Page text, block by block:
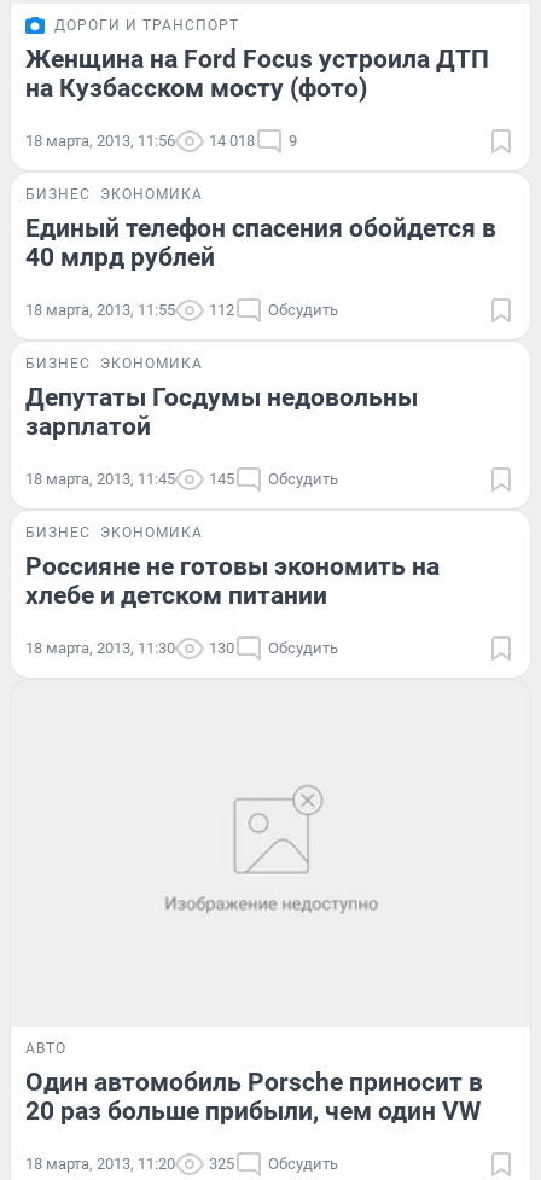
ДОРОГИ И ТРАНСПОРТ
Женщина на Ford Focus устроила ДТП
на Кузбасском мосту (фото)
18 марта, 2013, 11:56 14 018 9
БИЗНЕС ЭКОНОМИКА
Единый телефон спасения обойдется в
40 млрд рублей
18 марта, 2013, 11:55 112 Обсудить
БИЗНЕС ЭКОНОМИКА
Депутаты Госдумы недовольны
зарплатой
18 марта, 2013, 11:45 145 Обсудить
БИЗНЕС ЭКОНОМИКА
Россияне не готовы экономить на
хлебе и детском питании
18 марта, 2013, 11:30 130 Обсудить
АВТО
Один автомобиль Porsche приносит в
20 раз больше прибыли, чем один VW
18 марта, 2013, 11:20 325 Обсудить